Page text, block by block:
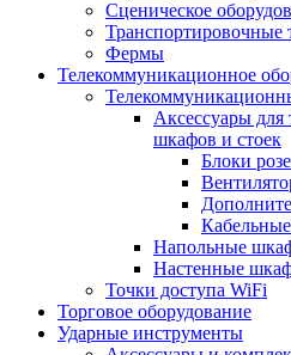
Сценическое
Транспортировочные
Фермы
Телекоммуникационное
Аксессуары
шкафов и стоек
Блоки
Напольные
Настенные
Точки доступа WiFi
Торговое оборудование
Ударные инструменты